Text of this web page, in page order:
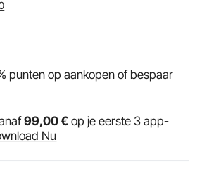
punten op aankopen of bespaar
99,00€ op je eerste 3 app-
Nu